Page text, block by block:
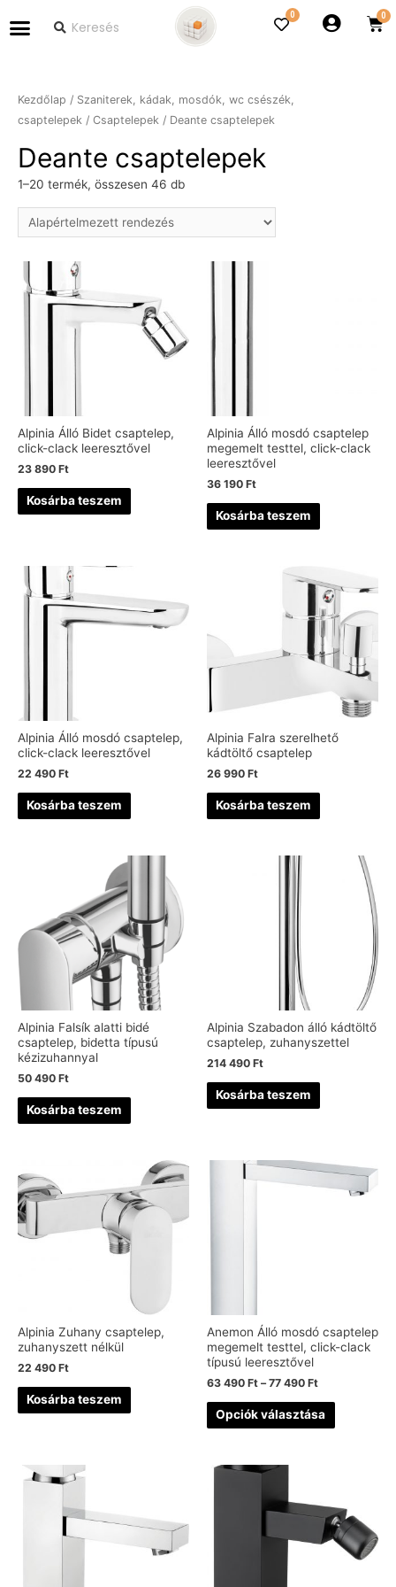
0
Kezdőlap / Szaniterek, kádak, mosdók, wc csészék,
csaptelepek / Csaptelepek / Deante csaptelepek
Deante csaptelepek
1–20 termék, összesen 46 db
Alpinia Álló Bidet csaptelep,
click-clack leeresztővel
23 890 Ft
Kosárba teszem
Alpinia Álló mosdó csaptelep
megemelt testtel, click-clack
leeresztővel
36 190 Ft
Kosárba teszem
Alpinia Álló mosdó csaptelep,
click-clack leeresztővel
22 490 Ft
Kosárba teszem
Alpinia Falra szerelhető
kádtöltő csaptelep
26 990 Ft
Kosárba teszem
Alpinia Falsík alatti bidé
csaptelep, bidetta típusú
kézizuhannyal
50 490 Ft
Kosárba teszem
Alpinia Szabadon álló kádtöltő
csaptelep, zuhanyszettel
214 490 Ft
Kosárba teszem
Alpinia Zuhany csaptelep,
zuhanyszett nélkül
22 490 Ft
Kosárba teszem
Anemon Álló mosdó csaptelep
megemelt testtel, click-clack
típusú leeresztővel
63 490 Ft –77 490 Ft
Opciók választása